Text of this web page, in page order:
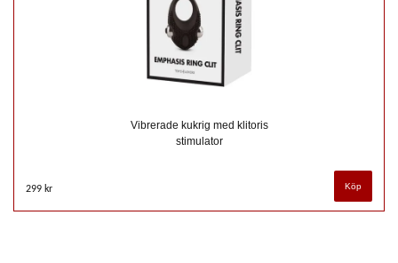
Vibrerade kukrig med klitoris
stimulator
299 kr